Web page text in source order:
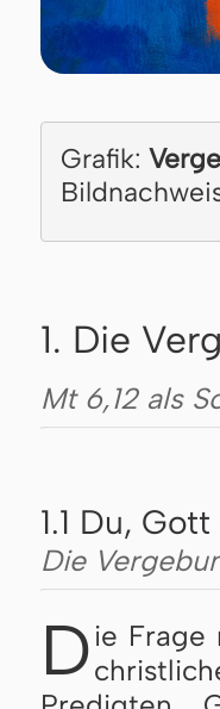
Grafik:
1. Die
Mt 6,12 als
1.1 Du,
Die
D ie Frage